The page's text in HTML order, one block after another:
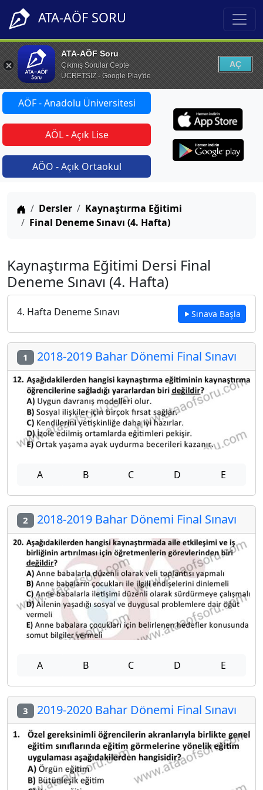
ATA-AÖF SORU
ATA-AÖF Soru
Çıkmış Sorular Cepte
ÜCRETSİZ - Google Play'de
AÇ
AÖF - Anadolu Üniversitesi
AÖL - Açık Lise
AÖO - Açık Ortaokul
Anasayfa
Dersler
Kaynaştırma Eğitimi
Final Deneme Sınavı (4. Hafta)
Kaynaştırma Eğitimi Dersi Final
Deneme Sınavı (4. Hafta)
4. Hafta Deneme Sınavı Sınava Başla
1 2018-2019 Bahar Dönemi Final Sınavı
A B C D E
2 2018-2019 Bahar Dönemi Final Sınavı
A B C D E
3 2019-2020 Bahar Dönemi Final Sınavı